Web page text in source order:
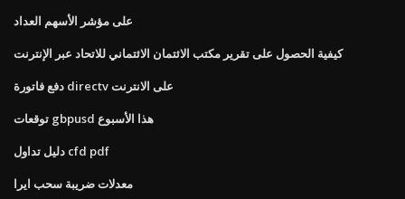
على مؤشر الأسهم العداد
كيفية الحصول على تقرير مكتب الائتمان الائتماني للاتحاد عبر الإنترنت
دفع فاتورة directv على الانترنت
توقعات gbpusd هذا الأسبوع
دليل تداول cfd pdf
معدلات ضريبة سحب ايرا